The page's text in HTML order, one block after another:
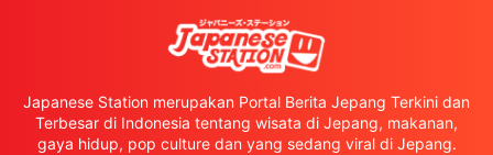
Japanese Station merupakan Portal Berita Jepang Terkini dan
Terbesar di Indonesia tentang wisata di Jepang, makanan,
gaya hidup, pop culture dan yang sedang viral di Jepang.